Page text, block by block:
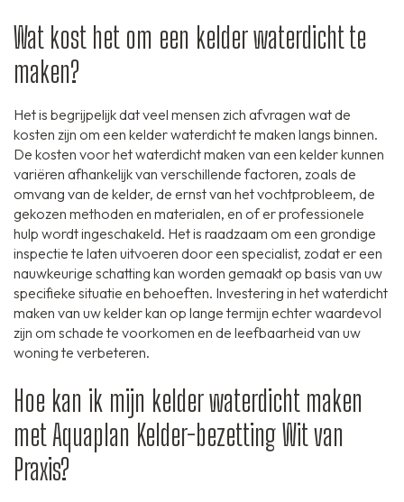
Wat kost het om een kelder waterdicht te
maken?
Het is begrijpelijk dat veel mensen zich afvragen wat de
kosten zijn om een kelder waterdicht te maken langs binnen.
De kosten voor het waterdicht maken van een kelder kunnen
variëren afhankelijk van verschillende factoren, zoals de
omvang van de kelder, de ernst van het vochtprobleem, de
gekozen methoden en materialen, en of er professionele
hulp wordt ingeschakeld. Het is raadzaam om een grondige
inspectie te laten uitvoeren door een specialist, zodat er een
nauwkeurige schatting kan worden gemaakt op basis van uw
specifieke situatie en behoeften. Investering in het waterdicht
maken van uw kelder kan op lange termijn echter waardevol
zijn om schade te voorkomen en de leefbaarheid van uw
woning te verbeteren.
Hoe kan ik mijn kelder waterdicht maken
met Aquaplan Kelder-bezetting Wit van
Praxis?